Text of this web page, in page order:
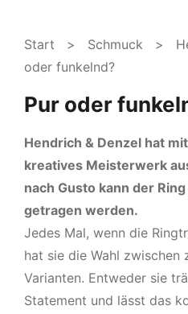
Start > Schmuck >
oder funkelnd?
Pur oder
Hendrich & Denzel hat
kreatives Meisterwerk
nach Gusto kann der
getragen werden.
Jedes Mal, wenn die
hat sie die Wahl zwischen
Varianten. Entweder sie
Statement und lässt das